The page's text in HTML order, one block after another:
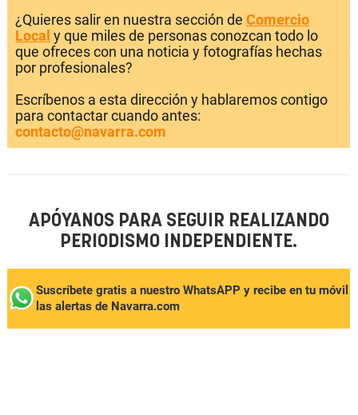
¿Quieres salir en nuestra sección de Comercio
Local y que miles de personas conozcan todo lo
que ofreces con una noticia y fotografías hechas
por profesionales?
Escríbenos a esta dirección y hablaremos contigo
para contactar cuando antes:
contacto@navarra.com
APÓYANOS PARA SEGUIR REALIZANDO
PERIODISMO INDEPENDIENTE.
Suscríbete gratis a nuestro WhatsAPP y recibe en tu móvil
las alertas de Navarra.com